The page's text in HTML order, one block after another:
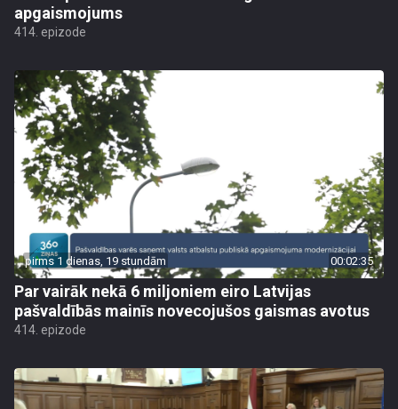
apgaismojums
414. epizode
pirms 1 dienas, 19 stundām 00:02:35
Par vairāk nekā 6 miljoniem eiro Latvijas
pašvaldībās mainīs novecojušos gaismas avotus
414. epizode